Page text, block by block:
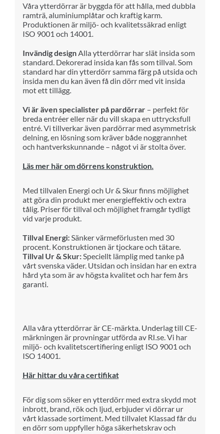
Våra ytterdörrar är byggda för att hålla, med dubbla
ramträ, aluminiumplåtar och kraftig karm.
Produktionen är miljö- och kvalitetssäkrad enligt
ISO 9001 och 14001.
Invändig designAlla ytterdörrar har slät insida som
standard. Dekorerad insida kan fås som tillval. Som
standard har din ytterdörr samma färg på utsida och
insida men du kan även få din dörr med vit insida
mot ett tillägg.
Vi är även specialister på pardörrar– perfekt för
breda entréer eller när du vill skapa en uttrycksfull
entré. Vi tillverkar även pardörrar med asymmetrisk
delning, en lösning som kräver både noggrannhet
och hantverkskunnande – något vi är stolta över.
Läs mer här om dörrens konstruktion.
Med tillvalen Energi och Ur & Skur finns möjlighet
att göra din produkt merenergieffektiv och extra
tålig. Priser för tillval och möjlighet framgår tydligt
vid varje produkt.
Tillval Energi:Sänker värmeförlusten med 30
procent. Konstruktionen är tjockare och tätare.
Tillval Ur & Skur:Speciellt lämplig med tanke på
vårt svenska väder. Utsidan och insidan har en extra
hård yta som är av högsta kvalitet och har fem års
garanti.
Alla våra ytterdörrar är CE-märkta. Underlag till CE-
märkningen är provningar utförda av RI.se. Vi har
miljö- och kvalitetscertifiering enligt ISO 9001 och
ISO 14001.
Här hittar du våra certifikat
För dig som söker en ytterdörr med extra skydd mot
inbrott, brand, rök och ljud, erbjuder vi dörrar ur
vårt klassade sortiment. Med tillvalet Klassad får du
en dörr som uppfyller höga säkerhetskrav och